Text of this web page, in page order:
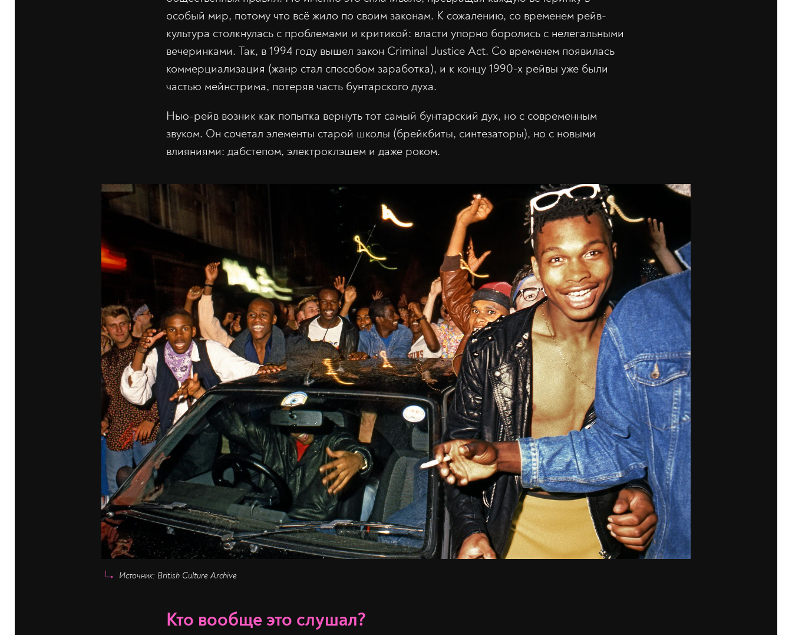
особый мир, потому что всё жило по своим законам. К сожалению, со временем рейв-
культура столкнулась с проблемами и критикой: власти упорно боролись с нелегальными
вечеринками. Так, в 1994 году вышел закон Criminal Justice Act. Со временем появилась
коммерциализация (жанр стал способом заработка), и к концу 1990-х рейвы уже были
частью мейнстрима, потеряв часть бунтарского духа.
Нью-рейв возник как попытка вернуть тот самый бунтарский дух, но с современным
звуком. Он сочетал элементы старой школы (брейкбиты, синтезаторы), но с новыми
влияниями: дабстепом, электроклэшем и даже роком.
Источник: British Culture Archive
Кто вообще это слушал?